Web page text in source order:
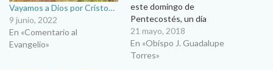
Vayamos a Dios por Cristo…
9 junio, 2022
En «Comentario al
Evangelio»
este domingo de
Pentecostés, un día
precioso, de luz, de gracia,
de fuego, de viento del
soplo del Espíritu Santo.
21 mayo, 2018
En «Obispo J. Guadalupe
Torres»